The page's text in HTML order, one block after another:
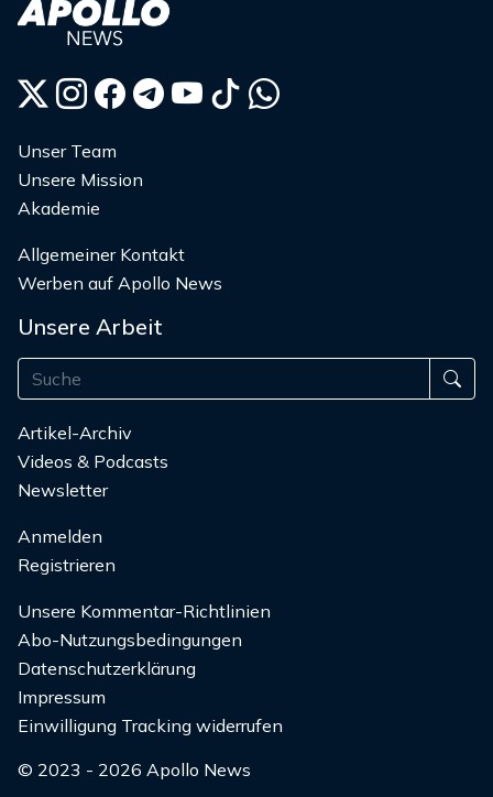
Unser Team
Unsere Mission
Akademie
Allgemeiner Kontakt
Werben auf Apollo News
Unsere Arbeit
Artikel-Archiv
Videos & Podcasts
Newsletter
Anmelden
Registrieren
Unsere Kommentar-Richtlinien
Abo-Nutzungsbedingungen
Datenschutzerklärung
Impressum
Einwilligung Tracking widerrufen
© 2023 - 2026 Apollo News